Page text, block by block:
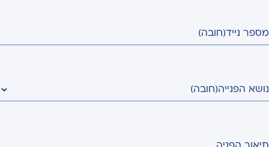
מספר נייד(חובה)
נושא הפנייה(חובה)